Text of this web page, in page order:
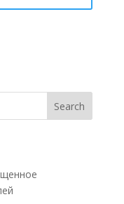
Search